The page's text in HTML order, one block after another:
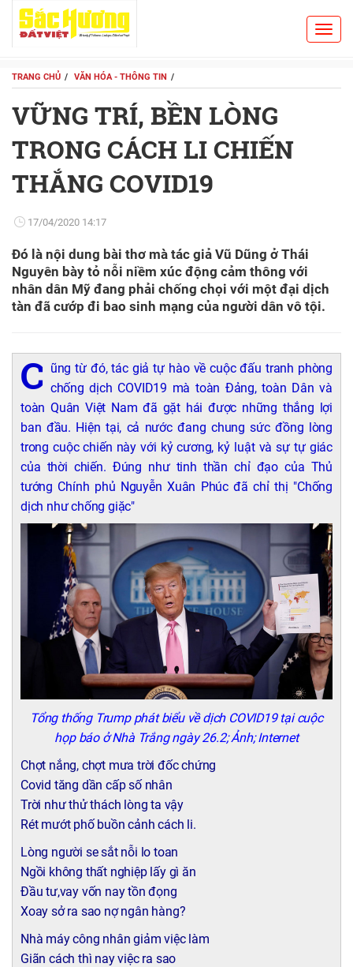
TRANG CHỦ VĂN HÓA - THÔNG TIN
VỮNG TRÍ, BỀN LÒNG
TRONG CÁCH LI CHIẾN
THẮNG COVID19
17/04/2020 14:17
Đó là nội dung bài thơ mà tác giả Vũ Dũng ở Thái
Nguyên bày tỏ nỗi niềm xúc động cảm thông với
nhân dân Mỹ đang phải chống chọi với một đại dịch
tàn đã cướp đi bao sinh mạng của người dân vô tội.
C ũng từ đó, tác giả tự hào về cuộc đấu tranh phòng
chống dịch COVID19 mà toàn Đảng, toàn Dân và
toàn Quân Việt Nam đã gặt hái được những thắng lợi
ban đầu. Hiện tại, cả nước đang chung sức đồng lòng
trong cuộc chiến này với kỷ cương, kỷ luật và sự tự giác
của thời chiến. Đúng như tinh thần chỉ đạo của Thủ
tướng Chính phủ Nguyễn Xuân Phúc đã chỉ thị "Chống
dịch như chống giặc"
Tổng thống Trump phát biểu về dịch COVID19 tại cuộc
họp báo ở Nhà Trắng ngày 26.2; Ảnh; Internet
Chợt nắng, chợt mưa trời đốc chứng
Covid tăng dần cấp số nhân
Trời như thử thách lòng ta vậy
Rét mướt phố buồn cảnh cách li.
Lòng người se sắt nỗi lo toan
Ngồi không thất nghiệp lấy gì ăn
Đầu tư,vay vốn nay tồn đọng
Xoay sở ra sao nợ ngân hàng?
Nhà máy công nhân giảm việc làm
Giãn cách thì nay việc ra sao